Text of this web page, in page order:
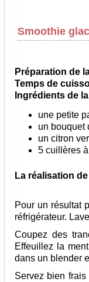
Smoothie
Préparation de
Temps de
Ingrédients de
une petite
un bouquet
un citron
5 cuillères
La réalisation
Pour un résultat
réfrigérateur.
Coupez des
Effeuillez la
dans un blender
Servez bien